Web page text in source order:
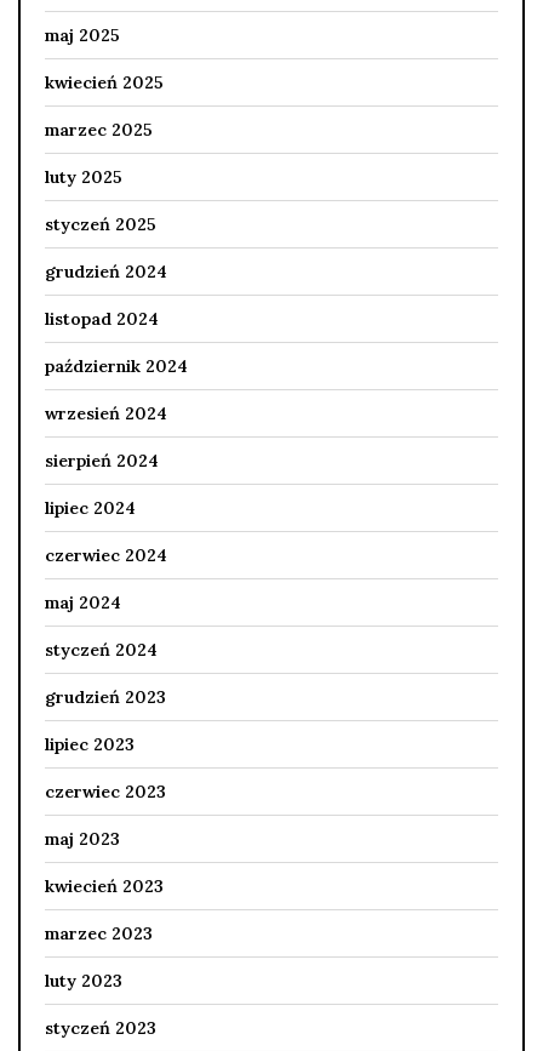
maj 2025
kwiecień 2025
marzec 2025
luty 2025
styczeń 2025
grudzień 2024
listopad 2024
październik 2024
wrzesień 2024
sierpień 2024
lipiec 2024
czerwiec 2024
maj 2024
styczeń 2024
grudzień 2023
lipiec 2023
czerwiec 2023
maj 2023
kwiecień 2023
marzec 2023
luty 2023
styczeń 2023